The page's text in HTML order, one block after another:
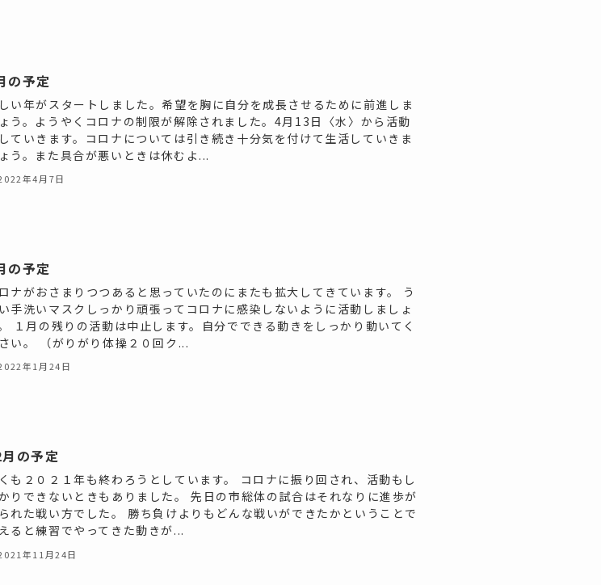
の予定
い年がスタートしました。希望を胸に自分を成長させるために前進しま
う。ようやくコロナの制限が解除されました。4月13日〈水〉から活動
ていきます。コロナについては引き続き十分気を付けて生活していきま
う。また具合が悪いときは休むよ...
年4月7日
の予定
ナがおさまりつつあると思っていたのにまたも拡大してきています。 う
手洗いマスクしっかり頑張ってコロナに感染しないように活動しましょ
１月の残りの活動は中止します。自分でできる動きをしっかり動いてく
い。 （がりがり体操２０回ク...
年1月24日
の予定
も２０２１年も終わろうとしています。 コロナに振り回され、活動もし
りできないときもありました。 先日の市総体の試合はそれなりに進歩が
れた戦い方でした。 勝ち負けよりもどんな戦いができたかということで
ると練習でやってきた動きが...
年11月24日